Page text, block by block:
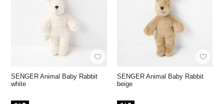
SENGER Animal Baby Rabbit
white
SENGER Animal Baby Rabbit
beige